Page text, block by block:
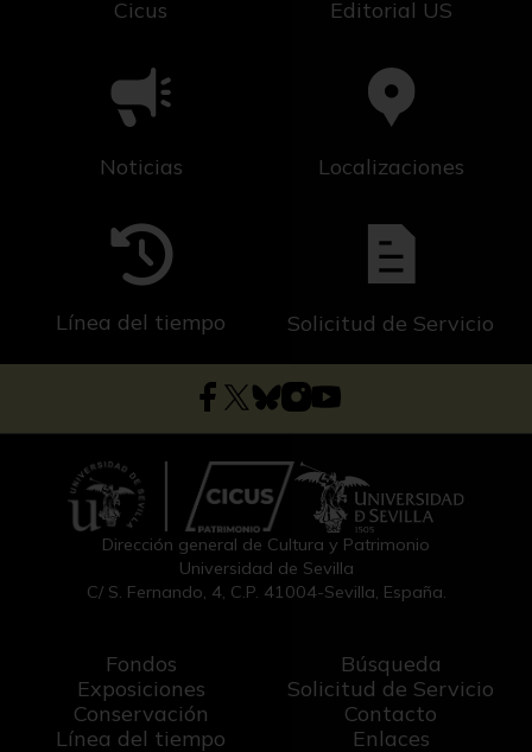
Cicus Editorial US
Noticias Localizaciones
Línea del tiempo Solicitud de Servicio
Dirección general de Cultura y Patrimonio
Universidad de Sevilla
C/ S. Fernando, 4, C.P. 41004-Sevilla, España.
Fondos
Exposiciones
Conservación
Línea del tiempo
Búsqueda
Solicitud de Servicio
Contacto
Enlaces